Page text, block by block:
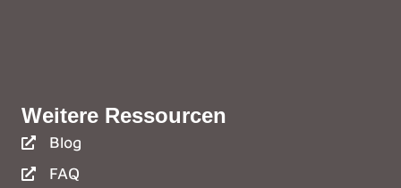
Weitere Ressourcen
Blog
FAQ